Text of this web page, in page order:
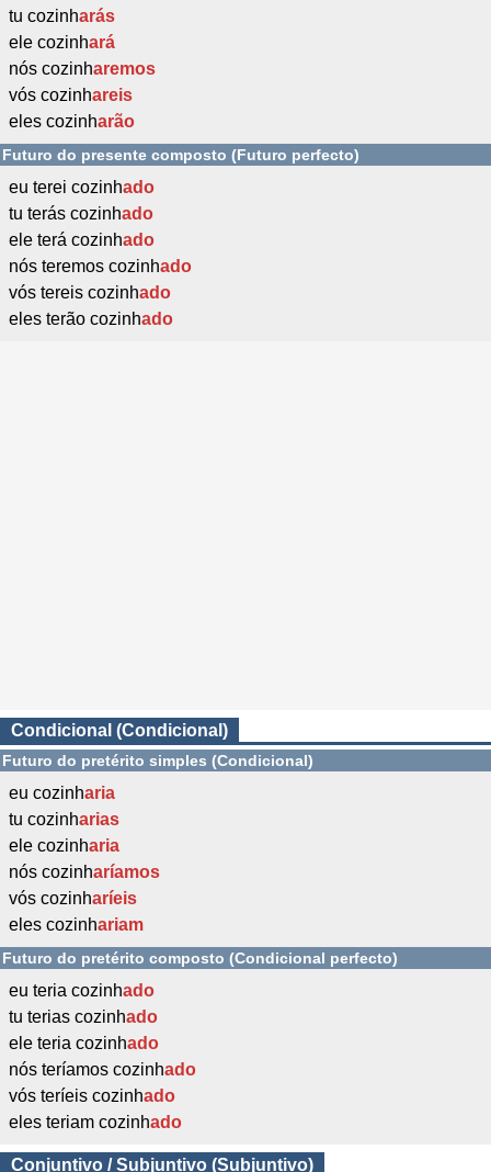
tu cozinharás
ele cozinhará
nós cozinharemos
vós cozinhareis
eles cozinharão
Futuro do presente composto (Futuro perfecto)
eu terei cozinhado
tu terás cozinhado
ele terá cozinhado
nós teremos cozinhado
vós tereis cozinhado
eles terão cozinhado
Condicional (Condicional)
Futuro do pretérito simples (Condicional)
eu cozinharia
tu cozinharias
ele cozinharia
nós cozinharíamos
vós cozinharíeis
eles cozinhariam
Futuro do pretérito composto (Condicional perfecto)
eu teria cozinhado
tu terias cozinhado
ele teria cozinhado
nós teríamos cozinhado
vós teríeis cozinhado
eles teriam cozinhado
Conjuntivo / Subjuntivo (Subjuntivo)